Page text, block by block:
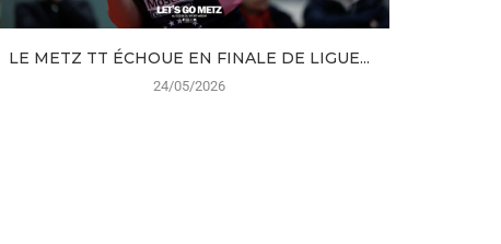
LE METZ TT ÉCHOUE EN FINALE DE LIGUE...
24/05/2026